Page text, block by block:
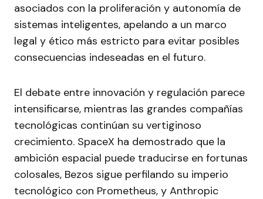
asociados con la proliferación y autonomía de
sistemas inteligentes, apelando a un marco
legal y ético más estricto para evitar posibles
consecuencias indeseadas en el futuro.
El debate entre innovación y regulación parece
intensificarse, mientras las grandes compañías
tecnológicas continúan su vertiginoso
crecimiento. SpaceX ha demostrado que la
ambición espacial puede traducirse en fortunas
colosales, Bezos sigue perfilando su imperio
tecnológico con Prometheus, y Anthropic